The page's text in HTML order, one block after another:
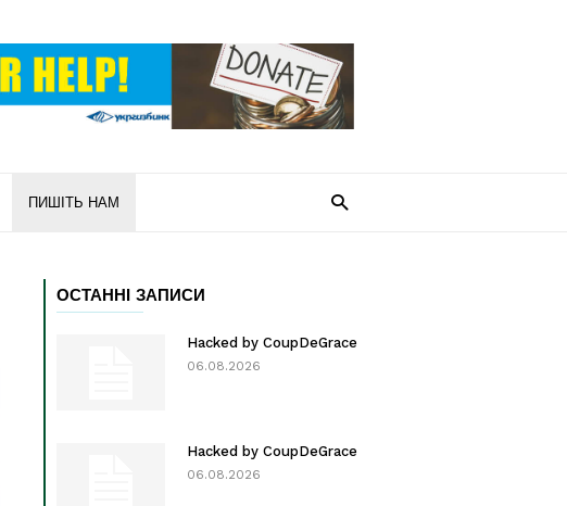
ПИШІТЬ НАМ
ОСТАННІ ЗАПИСИ
Hacked by CoupDeGrace
06.08.2026
Hacked by CoupDeGrace
06.08.2026